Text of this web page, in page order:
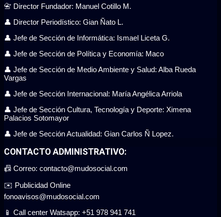
📇 Director Fundador: Manuel Cotillo M.
👤 Director Periodístico: Gian Ñato L.
👤 Jefe de Sección de Informática: Ismael Liceta G.
👤 Jefe de Sección de Política y Economía: Maco
👤 Jefe de Sección de Medio Ambiente y Salud: Alba Rueda
Vargas
👤 Jefe de Sección Internacional: María Angélica Arriola
👤 Jefe de Sección Cultura, Tecnología y Deporte: Ximena
Palacios Sotomayor
👤 Jefe de Sección Actualidad: Gian Carlos Ñ Lopez.
CONTACTO ADMINISTRATIVO:
📠 Correo: contacto@mudosocial.com
✉️ Publicidad Online
fonoavisos@mudosocial.com
📱 Call center Watsapp: +51 978 941 741